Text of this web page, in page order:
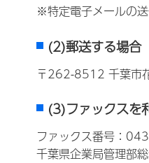
※特定電子メールの
(2)郵送する場合
〒262-8512 千葉市
(3)ファックスを
ファックス番号：
千葉県企業局管理部